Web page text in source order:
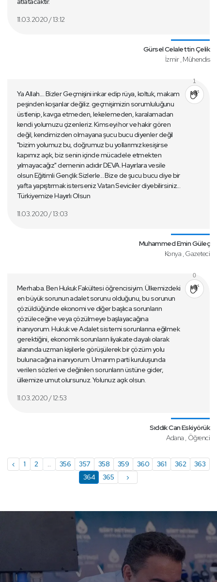
11.03.2020 / 13:12
Gürsel Celalettin Çelik
İzmir , Mühendis
Ya Allah.... Bizler Geçmişini inkar edip rüya, koltuk, makam
peşinden koşanlar değiliz. geçmişimizin sorumluluğunu
üstlenip, kavga etmeden, lekelemeden, karalamadan
kendi yolumuzu çizenleriz. Kimseyi hor ve hakir gören
değil, kendimizden olmayana şucu bucu diyenler değil
"bizim yolumuz bu, doğrumuz bu yollarımız kesişirse
kapımız açık, biz senin içinde mücadele etmekten
yılmayacağız" demenin adıdır DEVA. Hayırlara vesile
olsun Eğitimli Gençlik Sizlerle... Bize de şucu bucu diye bir
yafta yapıştırmak isterseniz Vatan Seviciler diyebilirsiniz...
Türkiyemize Hayırlı Olsun
11.03.2020 / 13:03
1
Muhammed Emin Güleç
Konya , Gazeteci
Merhaba. Ben Hukuk Fakültesi öğrencisiyim. Ülkemizdeki
en büyük sorunun adalet sorunu olduğunu, bu sorunun
çözüldüğünde ekonomi ve diğer başlıca sorunların
çözüleceğine veya çözülmeye başlayacağına
inanıyorum. Hukuk ve Adalet sistemi sorunlarına eğilmek
gerektiğini, ekonomik sorunların liyakate dayalı olarak
alanında uzman kişilerle görüşülerek bir çözüm yolu
bulunacağına inanıyorum. Umarım parti kuruluşunda
verilen sözleri ve değinilen sorunların üstüne gider,
ülkemize umut olursunuz. Yolunuz açık olsun.
11.03.2020 / 12:53
0
Sıddık Can Eskiyörük
Adana , Öğrenci
‹ 1 2 ... 356 357 358 359 360 361 362
363
364
365 ›